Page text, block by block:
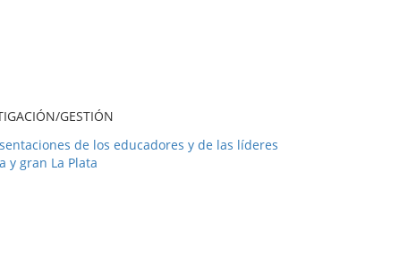
GESTIÓN
de los educadores y de las líderes
y gran La Plata